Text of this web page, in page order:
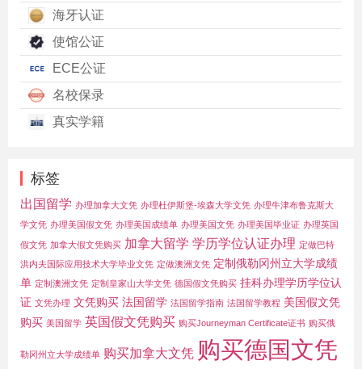
海牙认证
使馆公证
ECE公证
名校保录
真实学籍
标签
出国留学 办理加拿大文凭 办理杜伊斯堡-埃森大学文凭 办理牛津布鲁克斯大
学文凭 办理美国假文凭 办理美国成绩单 办理美国文凭 办理美国毕业证 办理英国
假文凭 加拿大假文凭购买 加拿大留学 学历学位认证办理 定做巴特
洪内夫国际应用技术大学毕业文凭 定做澳洲文凭 定制俄勒冈州立大学成绩
单 定制澳洲文凭 定制皇家山大学文凭 德国假文凭购买 挂科办理学历学位认
证 文凭办理 文凭购买 法国留学 法国留学指南 法国留学教程 美国假文凭
购买 美国留学 英国假文凭购买 购买Journeyman Certificate证书 购买俄
勒冈州立大学成绩单 购买加拿大文凭 购买德国文凭